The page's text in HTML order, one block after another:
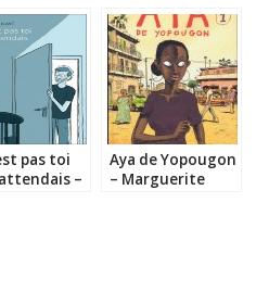
pas toi
–
Aya de Yopougon
– Marguerite